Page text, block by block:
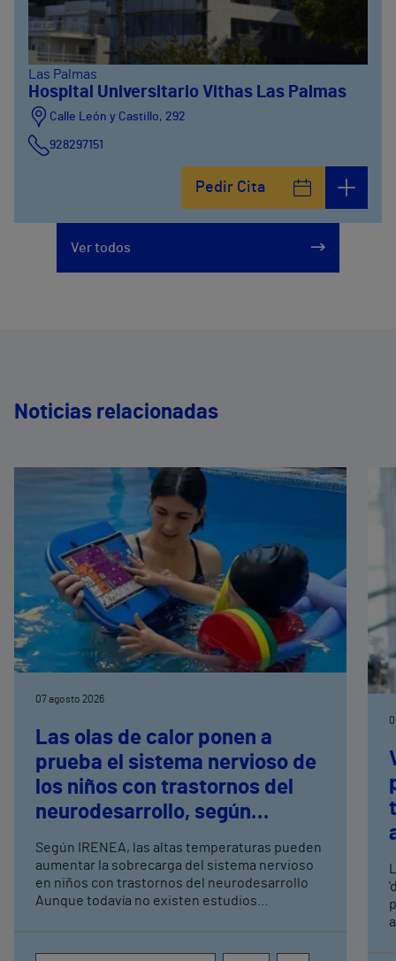
Las Palmas
Hospital Universitario Vithas Las Palmas
Calle León y Castillo, 292
928297151
Pedir Cita
Ver todos
Noticias relacionadas
07 agosto 2026
Las olas de calor ponen a
prueba el sistema nervioso de
los niños con trastornos del
neurodesarrollo, según
neurorrehabilitación
pediátrica de Vithas
Según IRENEA, las altas temperaturas pueden
aumentar la sobrecarga del sistema nervioso
en niños con trastornos del neurodesarrollo
Aunque todavía no existen estudios
atención, la regulación emocional y la